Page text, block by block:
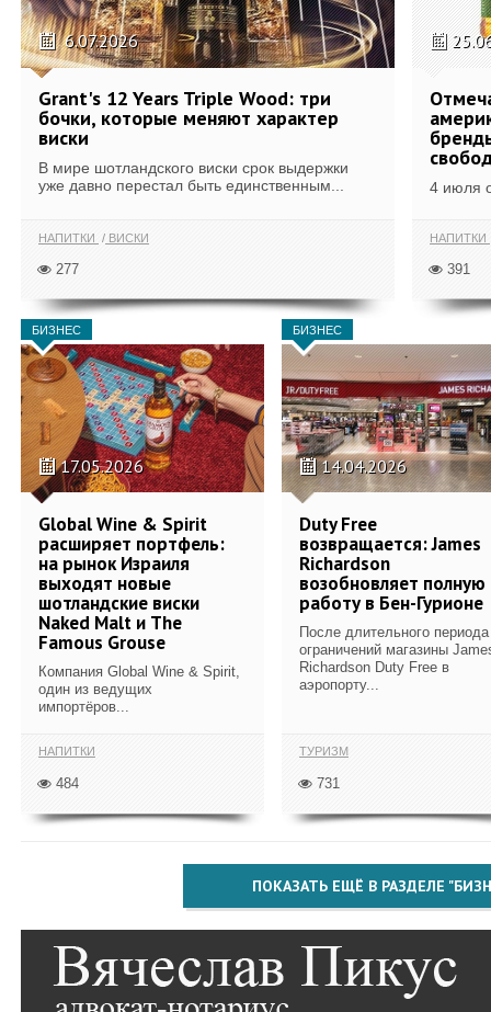
6.07.2026
Grant's 12 Years Triple Wood: три
бочки, которые меняют характер
виски
В мире шотландского виски срок выдержки
уже давно перестал быть единственным...
НАПИТКИ ВИСКИ
277
4 июля
НАПИТКИ
391
БИЗНЕС
17.05.2026
Global Wine & Spirit
расширяет портфель:
на рынок Израиля
выходят новые
шотландские виски
Naked Malt и The
Famous Grouse
Компания Global Wine & Spirit,
один из ведущих
импортёров...
НАПИТКИ
484
БИЗНЕС
14.04.2026
Duty Free
возвращается: James
Richardson
возобновляет полную
работу в Бен-Гурионе
После длительного периода
ограничений магазины
Richardson Duty Free в
аэропорту...
ТУРИЗМ
731
ПОКАЗАТЬ ЕЩЁ В РАЗДЕЛЕ